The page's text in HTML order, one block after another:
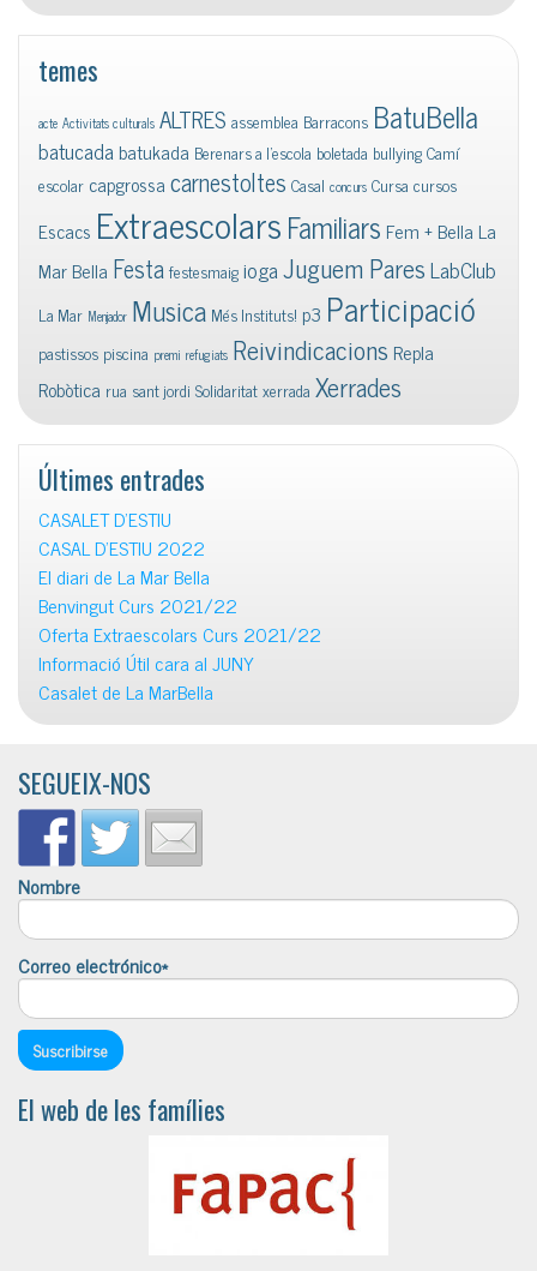
temes
acte Activitats culturals ALTRES assemblea Barracons BatuBella
batucadabatukada Berenars a l'escola boletada bullyingCamí
escolar capgrossacarnestoltes Casal concurs Cursa cursos
Escacs ExtraescolarsFamiliars Fem + Bella La
Mar Bella FestafestesmaigiogaJuguem ParesLabClub
La Mar Menjador Musica Més Instituts! p3 Participació
pastissos piscina premi refugiats Reivindicacions Repla
Robòtica rua sant jordi Solidaritatxerrada Xerrades
Últimes entrades
CASALET D’ESTIU
CASAL D’ESTIU 2022
El diari de La Mar Bella
Benvingut Curs 2021/22
Oferta Extraescolars Curs 2021/22
Informació Útil cara al JUNY
Casalet de La MarBella
SEGUEIX-NOS
Nombre
Correo electrónico*
El web de les famílies